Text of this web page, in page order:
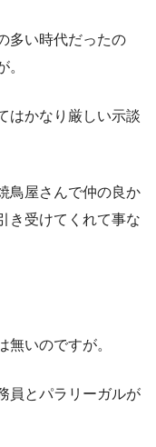
多い時代だったの
。
はかなり厳しい示談
鳥屋さんで仲の良か
き受けてくれて事な
無いのですが。
員とパラリーガルが